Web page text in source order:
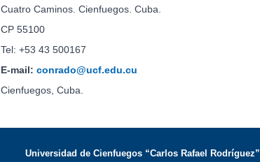
Cuatro Caminos. Cienfuegos. Cuba.
CP 55100
Tel: +53 43 500167
E-mail: conrado@ucf.edu.cu
Cienfuegos, Cuba.
Universidad de Cienfuegos “Carlos Rafael Rodríguez”